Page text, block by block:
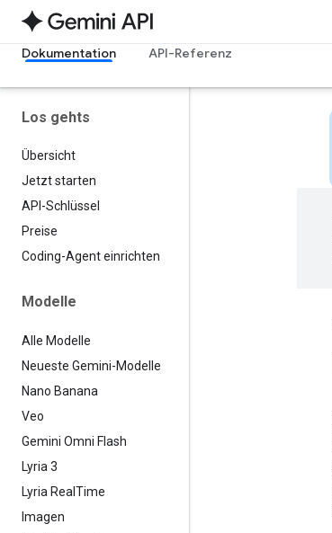
Dokumentation API-Referenz
Los gehts
Übersicht
Jetzt starten
API-Schlüssel
Preise
Coding-Agent einrichten
Modelle
Alle Modelle
Neueste Gemini-Modelle
Nano Banana
Veo
Gemini Omni Flash
Lyria 3
Lyria Real Time
Imagen